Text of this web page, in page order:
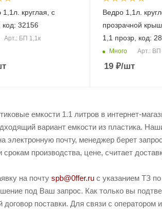
1,1л. круглая, с
32156
Арт.: БП 1,1к
Ведро 1,1л.
прозрачной
1,1 прозр, код:
Много Арт.: ВП
19₽/шт
емкости 1.1 литров в интернет-
вариант емкости из пластика.
электронную почту, менеджер берет
производства, цене, считает
на почту spb@0ffer.ru с указанием ТЗ
под Ваш запрос. Как только вы
договор поставки. Для связи с